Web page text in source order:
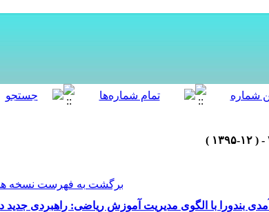
برگشت به فهرست نسخه
بندورا با الگوی مدیریت آموزش ریاضی: راهبردی